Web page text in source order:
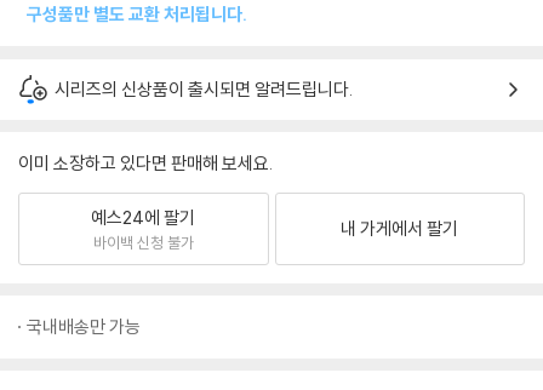
구성품만 별도 교환 처리됩니다.
시리즈의 신상품이 출시되면 알려드립니다.
이미 소장하고 있다면 판매해 보세요.
예스24에 팔기
바이백 신청 불가
내 가게에서 팔기
국내배송만 가능